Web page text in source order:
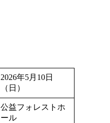
2026年5月10日
（日）
公益フォレストホ
ール